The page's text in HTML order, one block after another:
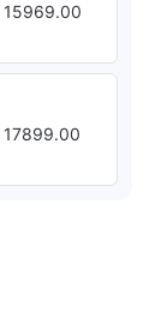
15969.00
17899.00